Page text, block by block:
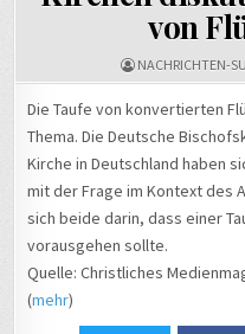
von
NACHRICHTEN-
Die Taufe von konvertierten
Thema. Die Deutsche
Kirche in Deutschland haben
mit der Frage im Kontext des
sich beide darin, dass einer
vorausgehen sollte.
Quelle: Christliches
(mehr)